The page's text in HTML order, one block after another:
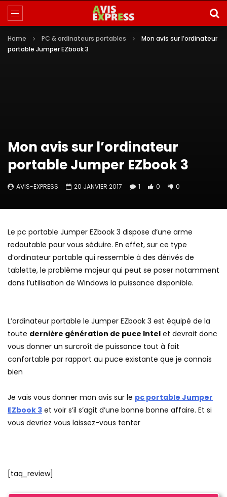
Home PC & ordinateurs portables
Mon avis sur l’ordinateur
portable Jumper EZbook 3
Mon avis sur l’ordinateur
portable Jumper EZbook 3
AVIS-EXPRESS 20 JANVIER 2017 1 0 0
Le pc portable Jumper EZbook 3 dispose d’une arme
redoutable pour vous séduire. En effet, sur ce type
d’ordinateur portable qui ressemble à des dérivés de
tablette, le problème majeur qui peut se poser notamment
dans l’utilisation de Windows la puissance disponible.
L’ordinateur portable le Jumper EZbook 3 est équipé de la
toute dernière génération de puce Intel et devrait donc
vous donner un surcroît de puissance tout à fait
confortable par rapport au puce existante que je connais
bien
Je vais vous donner mon avis sur le pc portable Jumper
EZbook 3 et voir s’il s’agit d’une bonne bonne affaire. Et si
vous devriez vous laissez-vous tenter
[taq_review]